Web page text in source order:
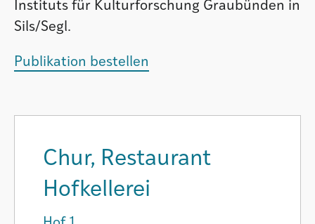
Instituts für Kulturforschung Graubünden in
Sils/Segl.
Publikation bestellen
Chur, Restaurant
Hofkellerei